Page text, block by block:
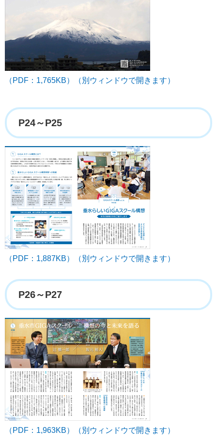
（PDF：1,765KB）（別ウィンドウで開きます）
P24～P25
（PDF：1,887KB）（別ウィンドウで開きます）
P26～P27
（PDF：1,963KB）（別ウィンドウで開きます）